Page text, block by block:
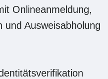
Onlineanmeldung,
und Ausweisabholung